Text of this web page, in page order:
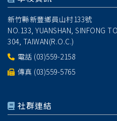
新竹縣新豐鄉員山村133號
NO.133, YUANSHAN, SINFONG
304, TAIWAN(R.O.C.)
電話 (03)559-2158
傳真 (03)559-5765
社群連結